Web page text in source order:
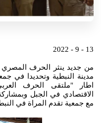
من جديد ينثر الحرف المصري
مدينة النبطية وتحديدا في
اطار "ملتقى الحرف العربي
الاقتصادي في الجبل
مع جمعية تقدم المراة في